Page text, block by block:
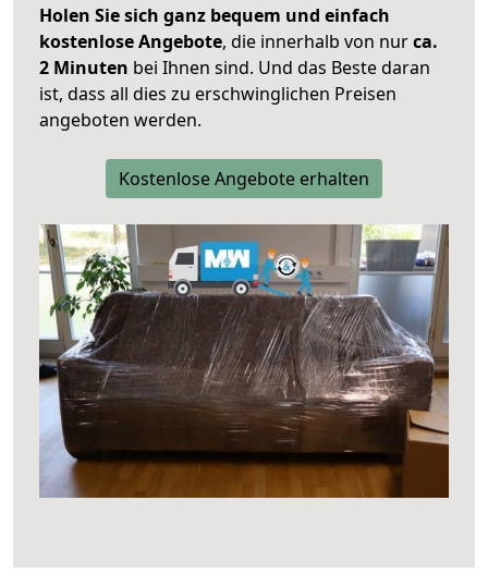
Holen Sie sich ganz bequem und einfach
kostenlose Angebote, die innerhalb von nurca.
2 Minuten bei Ihnen sind. Und das Beste daran
ist, dass all dies zu erschwinglichen Preisen
angeboten werden.
Kostenlose Angebote erhalten